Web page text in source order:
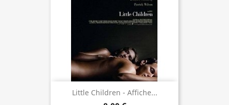
Little Children - Affiche...